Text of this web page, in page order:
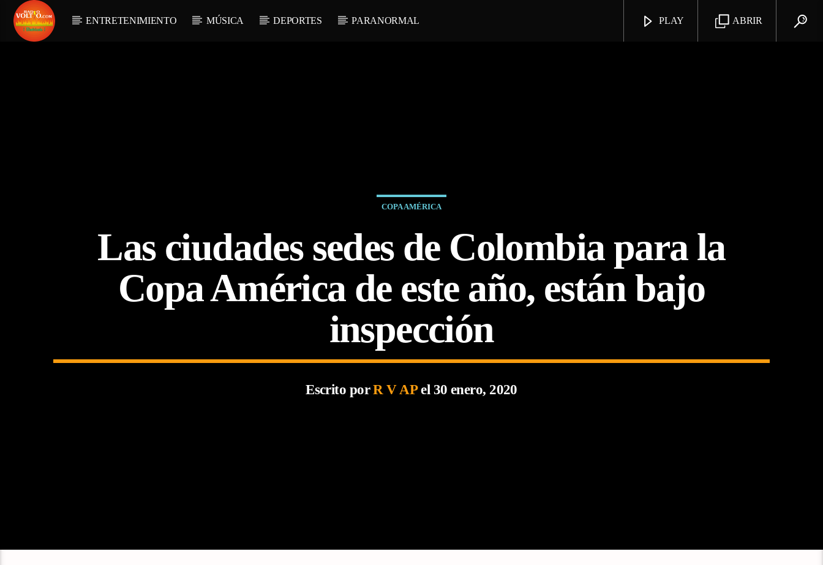
ENTRETENIMIENTO MÚSICA DEPORTES PARANORMAL ABRIR
PLAY
COPA AMÉRICA
Las ciudades sedes de Colombia para la
Copa América de este año, están bajo
inspección
Escrito porR V APel 30 enero, 2020